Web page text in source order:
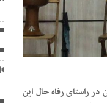
راستای رفاه حال این